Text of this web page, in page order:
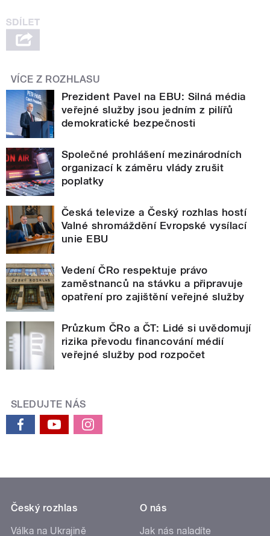
VÍCE Z ROZHLASU
Prezident Pavel na EBU: Silná média
veřejné služby jsou jedním z pilířů
demokratické bezpečnosti
Společné prohlášení mezinárodních
organizací k záměru vlády zrušit
poplatky
Česká televize a Český rozhlas hostí
Valné shromáždění Evropské vysílací
unie EBU
Vedení ČRo respektuje právo
zaměstnanců na stávku a připravuje
opatření pro zajištění veřejné služby
Průzkum ČRo a ČT: Lidé si uvědomují
rizika převodu financování médií
veřejné služby pod rozpočet
SLEDUJTE NÁS
Český rozhlas
Válka na Ukrajině
O nás
Jak nás naladíte